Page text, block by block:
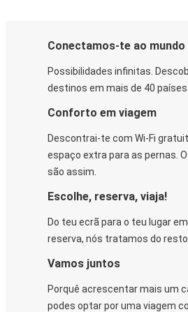
Conectamos-te ao mundo
Possibilidades infinitas.
destinos em mais de 40 países.
Conforto em viagem
Descontrai-te com Wi-Fi
espaço extra para as pernas.
são assim.
Escolhe, reserva, viaja!
Do teu ecrã para o teu lugar
reserva, nós tratamos do resto.
Vamos juntos
Porquê acrescentar mais um
podes optar por uma viagem